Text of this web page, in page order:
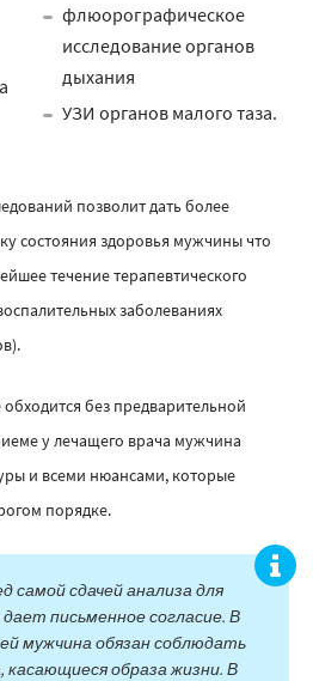
флюорографическое
исследование органов
дыхания
УЗИ органов малого таза.
позволит дать более
состояния здоровья мужчины что
течение терапевтического
заболеваниях
без предварительной
у лечащего врача мужчина
и всеми нюансами, которые
порядке.
самой сдачей анализа для
письменное согласие. В
мужчина обязан соблюдать
касающиеся образа жизни. В